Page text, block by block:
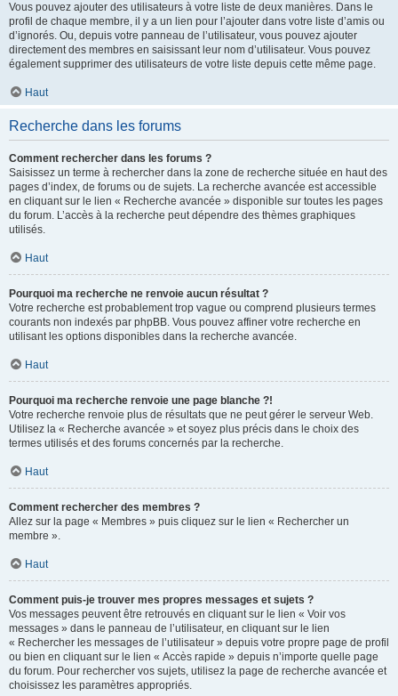
Vous pouvez ajouter des utilisateurs à votre liste de deux manières. Dans le
profil de chaque membre, il y a un lien pour l’ajouter dans votre liste d’amis ou
d’ignorés. Ou, depuis votre panneau de l’utilisateur, vous pouvez ajouter
directement des membres en saisissant leur nom d’utilisateur. Vous pouvez
également supprimer des utilisateurs de votre liste depuis cette même page.
Haut
Recherche dans les forums
Comment rechercher dans les forums ?
Saisissez un terme à rechercher dans la zone de recherche située en haut des
pages d’index, de forums ou de sujets. La recherche avancée est accessible
en cliquant sur le lien « Recherche avancée » disponible sur toutes les pages
du forum. L’accès à la recherche peut dépendre des thèmes graphiques
utilisés.
Haut
Pourquoi ma recherche ne renvoie aucun résultat ?
Votre recherche est probablement trop vague ou comprend plusieurs termes
courants non indexés par phpBB. Vous pouvez affiner votre recherche en
utilisant les options disponibles dans la recherche avancée.
Haut
Pourquoi ma recherche renvoie une page blanche ?!
Votre recherche renvoie plus de résultats que ne peut gérer le serveur Web.
Utilisez la « Recherche avancée » et soyez plus précis dans le choix des
termes utilisés et des forums concernés par la recherche.
Haut
Comment rechercher des membres ?
Allez sur la page « Membres » puis cliquez sur le lien « Rechercher un
membre ».
Haut
Comment puis-je trouver mes propres messages et sujets ?
Vos messages peuvent être retrouvés en cliquant sur le lien « Voir vos
messages » dans le panneau de l’utilisateur, en cliquant sur le lien
« Rechercher les messages de l’utilisateur » depuis votre propre page de profil
ou bien en cliquant sur le lien « Accès rapide » depuis n’importe quelle page
du forum. Pour rechercher vos sujets, utilisez la page de recherche avancée et
choisissez les paramètres appropriés.